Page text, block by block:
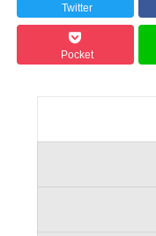
Twitter
Pocket